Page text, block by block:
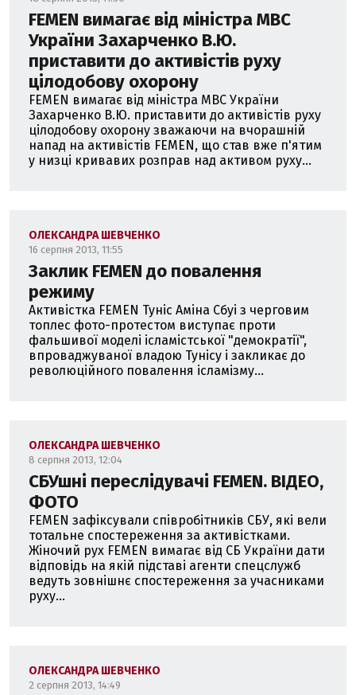
FEMEN вимагає від міністра МВС
України Захарченко В.Ю.
приставити до активістів руху
цілодобову охорону
FEMEN вимагає від міністра МВС України
Захарченко В.Ю. приставити до активістів руху
цілодобову охорону зважаючи на вчорашній
напад на активістів FEMEN, що став вже п'ятим
у низці кривавих розправ над активом руху...
ОЛЕКСАНДРА ШЕВЧЕНКО
16 серпня 2013, 11:55
Заклик FEMEN до повалення
режиму
Активістка FEMEN Туніс Аміна Сбуі з черговим
топлес фото-протестом виступає проти
фальшивої моделі ісламістської "демократії",
впроваджуваної владою Тунісу і закликає до
революційного повалення ісламізму...
ОЛЕКСАНДРА ШЕВЧЕНКО
8 серпня 2013, 12:04
СБУшні переслідувачі FEMEN. ВІДЕО,
ФОТО
FEMEN зафіксували співробітників СБУ, які вели
тотальне спостереження за активістками.
Жіночий рух FEMEN вимагає від СБ України дати
відповідь на якій підставі агенти спецслужб
ведуть зовнішнє спостереження за учасниками
руху...
ОЛЕКСАНДРА ШЕВЧЕНКО
2 серпня 2013, 14:49